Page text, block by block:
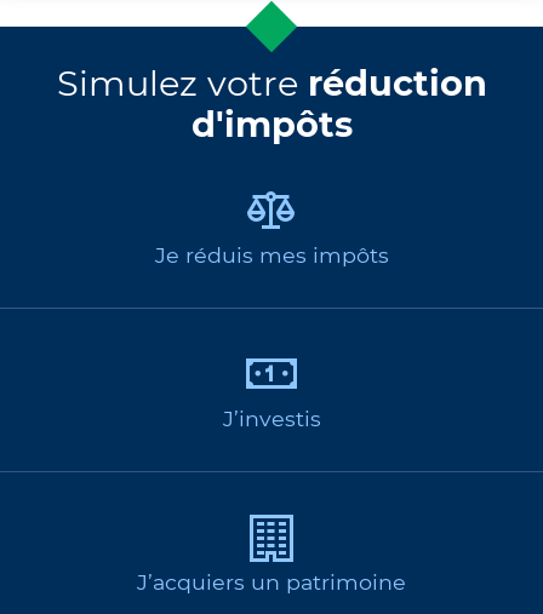
Simulez votre réduction
d'impôts
Je réduis mes impôts
J’investis
J’acquiers un patrimoine